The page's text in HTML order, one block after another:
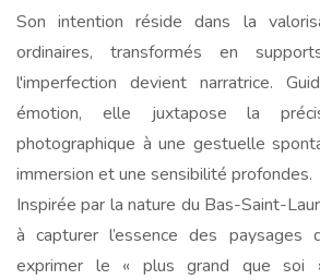
Son intention réside dans la
ordinaires, transformés en
l'imperfection devient narratrice.
émotion, elle juxtapose la
photographique à une gestuelle
immersion et une sensibilité profondes.
Inspirée par la nature du Bas-Saint-
à capturer l’essence des paysages
exprimer le « plus grand que soi